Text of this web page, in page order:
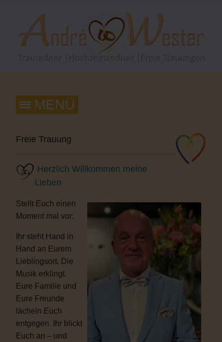
Freie Trauung
Herzlich Willkommen meine
Lieben
Stellt Euch einen
Moment mal vor:
Ihr steht Hand in
Hand an Eurem
Lieblingsort. Die
Musik erklingt.
Eure Familie und
Eure Freunde
lächeln Euch
entgegen. Ihr blickt
Euch an – und